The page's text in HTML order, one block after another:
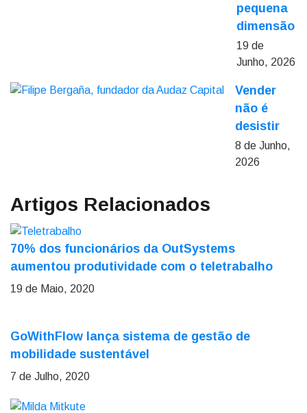
pequena
dimensão
19 de
Junho, 2026
Vender
não é
desistir
8 de Junho,
2026
Artigos Relacionados
70% dos funcionários da OutSystems
aumentou produtividade com o teletrabalho
19 de Maio, 2020
GoWithFlow lança sistema de gestão de
mobilidade sustentável
7 de Julho, 2020